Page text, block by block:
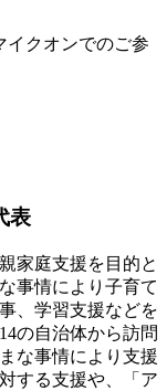
イクオンでのご参
表
家庭支援を目的と
事情により子育て
、学習支援などを
の自治体から訪問
な事情により支援
する支援や、「ア